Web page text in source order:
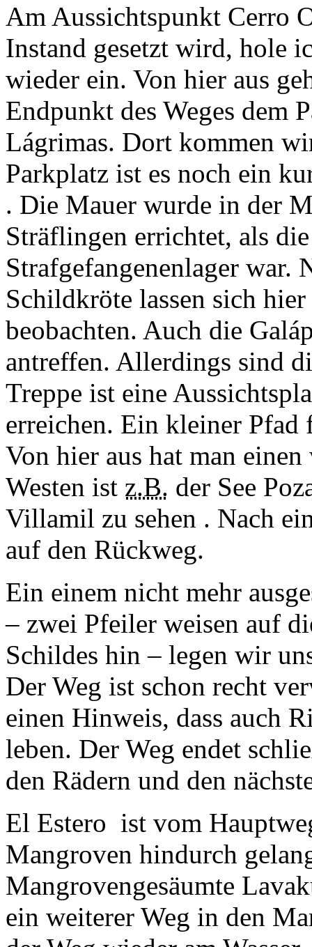
Am Aussichtspunkt Cerro
Instand gesetzt wird, hole
wieder ein. Von hier aus
Endpunkt des Weges dem
Lágrimas. Dort kommen
Parkplatz ist es noch ein
. Die Mauer wurde in der
Sträflingen errichtet, als
Strafgefangenenlager war.
Schildkröte lassen sich
beobachten. Auch die
antreffen. Allerdings sind
Treppe ist eine
erreichen. Ein kleiner
Von hier aus hat man
Westen ist z.B. der See
Villamil zu sehen . Nach
auf den Rückweg.
Ein einem nicht mehr
– zwei Pfeiler weisen auf
Schildes hin – legen wir
Der Weg ist schon recht
einen Hinweis, dass auch
leben. Der Weg endet
den Rädern und den
El Estero ist vom
Mangroven hindurch
Mangrovengesäumte
ein weiterer Weg in den